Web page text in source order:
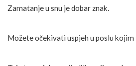
Zamatanje u snu je dobar znak.
Možete očekivati uspjeh u poslu kojim